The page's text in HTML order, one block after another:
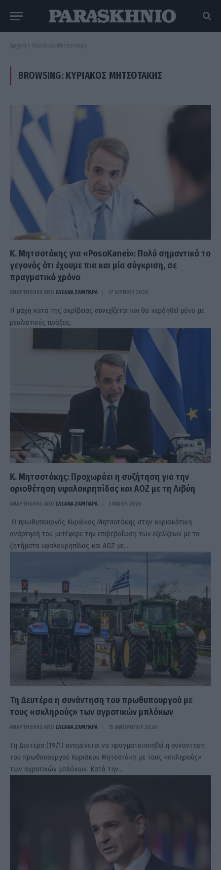
Αρχική » Kυριάκος Μητσοτάκης
BROWSING: KΥΡΙΆΚΟΣ ΜΗΤΣΟΤΆΚΗΣ
Κ. Μητσοτάκης για «PosoKanei»: Πολύ σημαντικό το
γεγονός ότι έχουμε πια και μία σύγκριση, σε
πραγματικό χρόνο
ΑΝΑΡΤΗΘΗΚΕ ΑΠΟ ΕΛΕΑΝΑ ΖΑΜΠΑΡΑ 17 ΙΟΥΝΊΟΥ 2026
Η μάχη κατά της ακρίβειας συνεχίζεται και θα κερδηθεί μόνο με
ρεαλιστικές πράξεις.
Κ. Μητσοτάκης: Προχωράει η συζήτηση για την
οριοθέτηση υφαλοκρηπίδας και ΑΟΖ με τη Λιβύη
ΑΝΑΡΤΗΘΗΚΕ ΑΠΟ ΕΛΕΑΝΑ ΖΑΜΠΑΡΑ 3 ΜΑΪ́ΟΥ 2026
Ο πρωθυπουργός Κυριάκος Μητσοτάκης στην κυριακάτικη
ανάρτησή του μετέφερε την επιβεβαίωση των εξελίξεων με τα
ζητήματα υφαλοκρηπίδας και ΑΟΖ με…
Τη Δευτέρα η συνάντηση του πρωθυπουργού με
τους «σκληρούς» των αγροτικών μπλόκων
ΑΝΑΡΤΗΘΗΚΕ ΑΠΟ ΕΛΕΑΝΑ ΖΑΜΠΑΡΑ 15 ΙΑΝΟΥΑΡΊΟΥ 2026
Τη Δευτέρα (19/1) αναμένεται να πραγματοποιηθεί η συνάντηση
του πρωθυπουργού Κυριάκου Μητσοτάκη με τους «σκληρούς»
των αγροτικών μπλόκων. Κατά την…